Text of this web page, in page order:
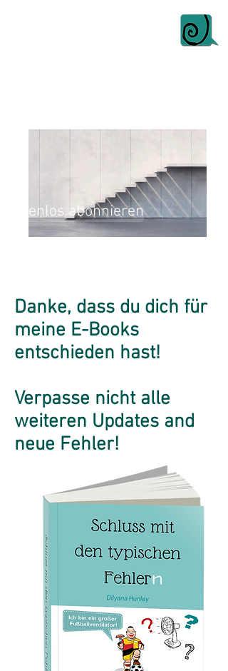
abonnieren
Danke, dass du dich für
meine E-Books
entschieden hast!
Verpasse nicht alle
weiteren Updates and
neue Fehler!